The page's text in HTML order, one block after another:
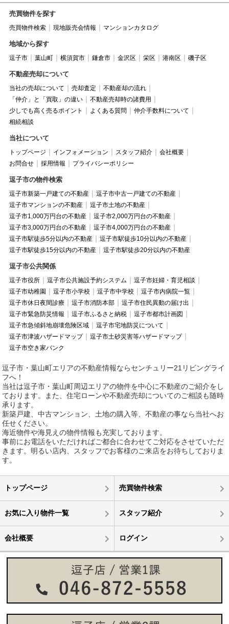
売買物件を探す
売買物件検索 現地販売会情報 マンションカタログ
地域から探す
逗子市 葉山町 横須賀市 鎌倉市 金沢区 栄区 港南区 磯子区
不動産売却について
当社の売却について 売却査定
不動産却の流れ
「仲介」と「買取」の違い
不動産売却時の諸費用
少しでも高く売るポイント
よくある質問
仲介手数料について
相続相談
当社について
トップページ インフォメーション スタッフ紹介
会社概要
お問合せ
採用情報 プライバシーポリシー
逗子市の物件検索
逗子市新築一戸建ての不動産
逗子市中古一戸建ての不動産
逗子市マンションの不動産
逗子市土地の不動産
逗子市1,000万円台の不動産
逗子市2,000万円台の不動産
逗子市3,000万円台の不動産
逗子市4,000万円台の不動産
逗子市駅徒歩5分以内の不動産
逗子市駅徒歩10分以内の不動産
逗子市駅徒歩15分以内の不動産
逗子市駅徒歩20分以内の不動産
逗子市公共関係
逗子市役所 逗子市公共施設予約システム
逗子市妊婦・育児相談
逗子市幼稚園
逗子市小学校 逗子市中学校
逗子市内病院一覧
逗子市休日夜間診療
逗子市消防本部
逗子市住民異動の届け出
逗子市緊急防災情報
逗子市ふるさと納税
逗子市都市計画図
逗子市急傾斜地崩壊危険区域
逗子市宅地防災について
逗子市津波ハザードマップ
逗子市土砂災害等ハザードマップ
逗子市空き家バンク
逗子市・葉山町エリアの不動産情報ならセンチュリー21リビングライ
フへ！
当社は逗子市・葉山町周辺エリアの物件を中心に不動産のご紹介をし
ております。また、住宅ローンや不動産売却についてのご相談も随時
承ります。
新築戸建、中古マンション、土地の購入等、不動産の事なら当社へお
任せください。
海近物件や海見えの物件情報も充実しております。
事前にお電話をいただければご都合に合わせてご対応をさせていただ
きます。明るい店内、スタッフでお客様のご来店をお待ちしておりま
す。
トップページ 売買物件検索
お気に入り物件一覧 スタッフ紹介
会社概要 ログイン